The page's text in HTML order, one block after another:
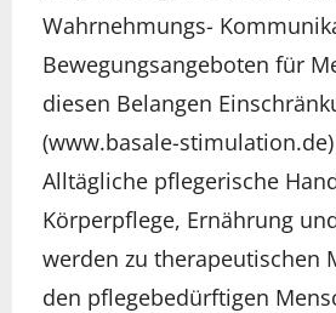
Wahrnehmungs-
Bewegungsangeboten für
diesen Belangen
(www.basale-stimulation.de)
Alltägliche pflegerische
Körperpflege, Ernährung
werden zu therapeutischen
den pflegebedürftigen